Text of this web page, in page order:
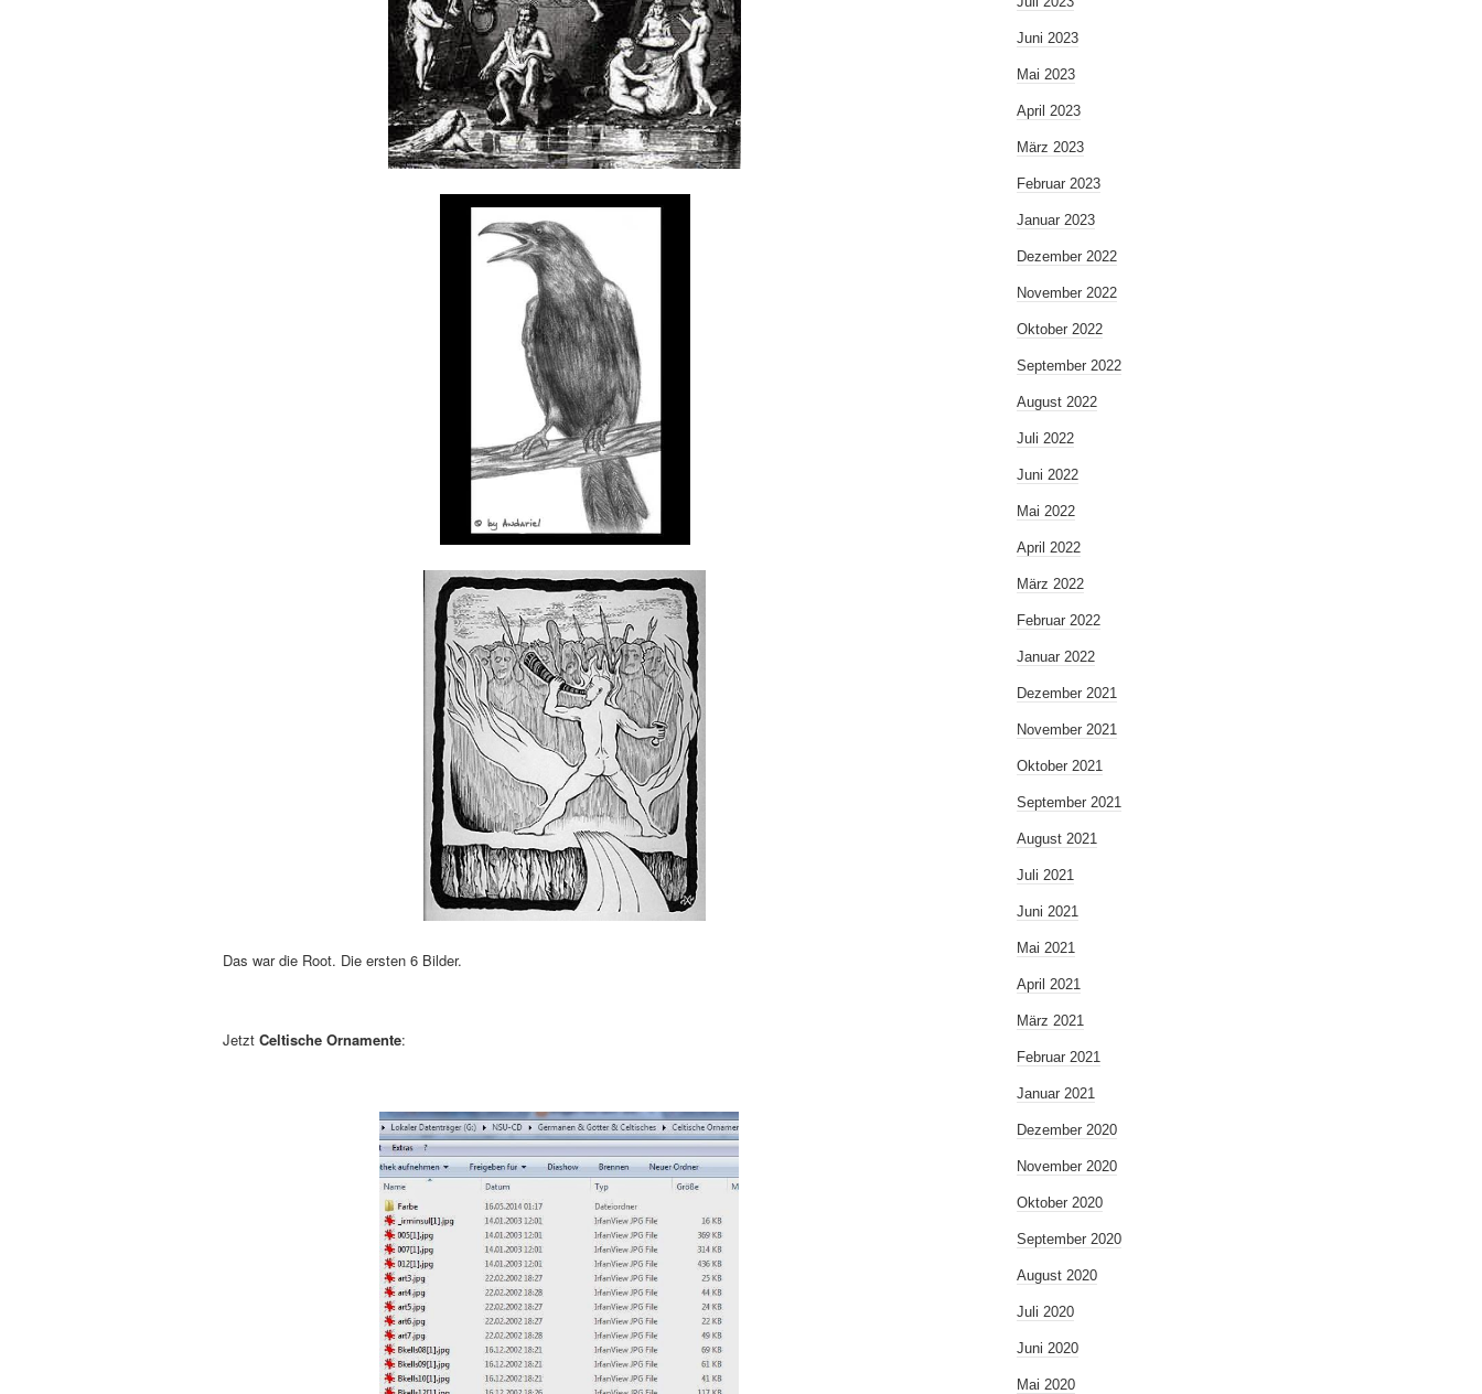
Das war die Root. Die ersten 6 Bilder.
Jetzt Celtische Ornamente:
Juni 2023
Mai 2023
April 2023
März 2023
Februar 2023
Januar 2023
Dezember 2022
November 2022
Oktober 2022
September 2022
August 2022
Juli 2022
Juni 2022
Mai 2022
April 2022
März 2022
Februar 2022
Januar 2022
Dezember 2021
November 2021
Oktober 2021
September 2021
August 2021
Juli 2021
Juni 2021
Mai 2021
April 2021
März 2021
Februar 2021
Januar 2021
Dezember 2020
November 2020
Oktober 2020
September 2020
August 2020
Juli 2020
Juni 2020
Mai 2020